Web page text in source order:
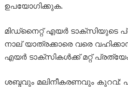
ഉപയോഗിക്കുക.
മിഡ്‌നൈറ്റ് എയർ ടാക്സിയുടെ
നാല് യാത്രക്കാരെ വരെ
എയർ ടാക്സികൾക്ക് മറ്റ്
ശബ്ദവും മലിനീകരണവും കുറവ്: